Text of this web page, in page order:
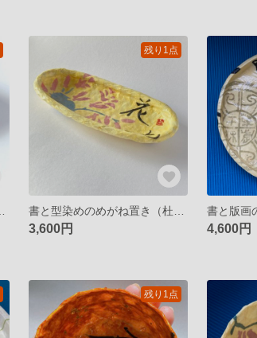
残り1点
3,600円 4,600円
残り1点